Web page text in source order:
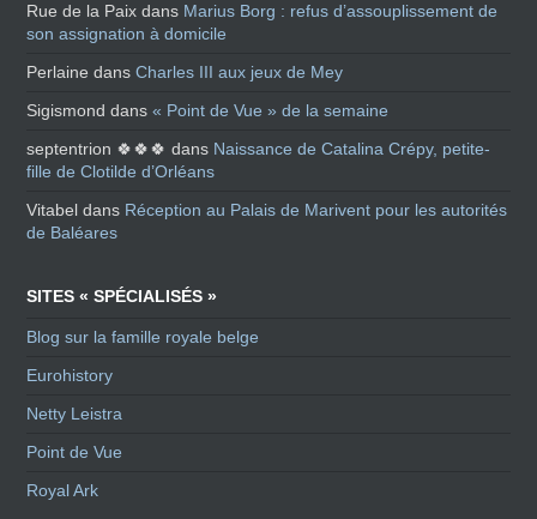
Rue de la Paix dans Marius Borg : refus d’assouplissement de
son assignation à domicile
Perlaine dansCharles III aux jeux de Mey
Sigismond dans« Point de Vue » de la semaine
septentrion 🍀🍀🍀 dans Naissance de Catalina Crépy, petite-
fille de Clotilde d’Orléans
Vitabel dans Réception au Palais de Marivent pour les autorités
de Baléares
SITES « SPÉCIALISÉS »
Blog sur la famille royale belge
Eurohistory
Netty Leistra
Point de Vue
Royal Ark